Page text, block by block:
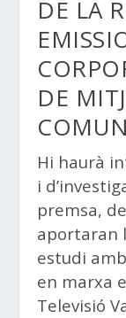
DE LA
DE
Hi haurà
i
premsa,
aportaran
estudi
en marxa
Televisió